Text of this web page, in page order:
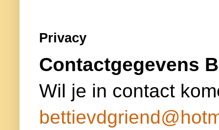
Privacy
Contactgegevens
Wil je in contact